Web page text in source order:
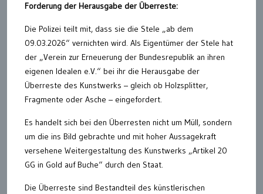
Forderung der Herausgabe der Überreste:
Die Polizei teilt mit, dass sie die Stele „ab dem
09.03.2026“ vernichten wird. Als Eigentümer der Stele hat
der „Verein zur Erneuerung der Bundesrepublik an ihren
eigenen Idealen e.V.“ bei ihr die Herausgabe der
Überreste des Kunstwerks – gleich ob Holzsplitter,
Fragmente oder Asche – eingefordert.
Es handelt sich bei den Überresten nicht um Müll, sondern
um die ins Bild gebrachte und mit hoher Aussagekraft
versehene Weitergestaltung des Kunstwerks „Artikel 20
GG in Gold auf Buche“ durch den Staat.
Die Überreste sind Bestandteil des künstlerischen